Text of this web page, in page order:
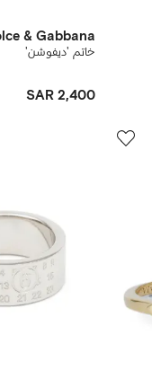
& Gabbana
خاتم 'ديفوشن'
SAR 2,400